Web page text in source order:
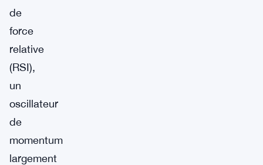
de
force
relative
(RSI),
un
oscillateur
de
momentum
largement